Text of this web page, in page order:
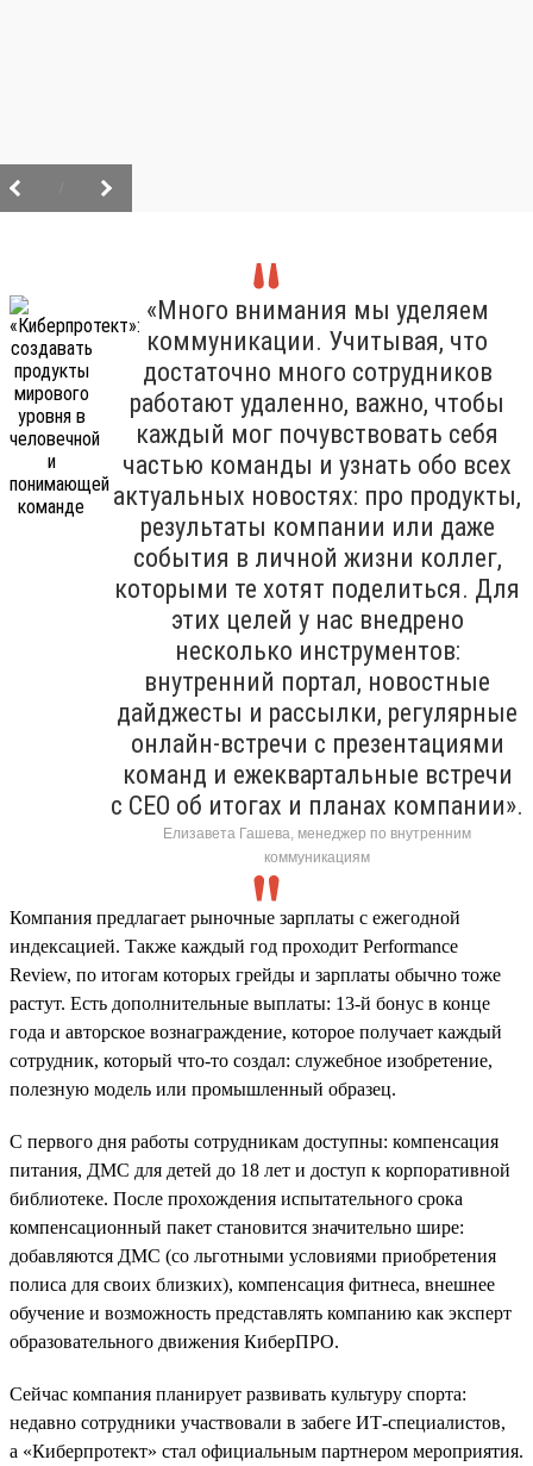
«Много внимания мы уделяем
коммуникации. Учитывая, что
достаточно много сотрудников
работают удаленно, важно, чтобы
каждый мог почувствовать себя
частью команды и узнать обо всех
актуальных новостях: про продукты,
результаты компании или даже
события в личной жизни коллег,
которыми те хотят поделиться. Для
этих целей у нас внедрено
несколько инструментов:
внутренний портал, новостные
дайджесты и рассылки, регулярные
онлайн-встречи с презентациями
команд и ежеквартальные встречи
с CEO об итогах и планах компании».
Елизавета Гашева, менеджер по внутренним
коммуникациям
Компания предлагает рыночные зарплаты с ежегодной
индексацией. Также каждый год проходит Performance
Review, по итогам которых грейды и зарплаты обычно тоже
растут. Есть дополнительные выплаты: 13-й бонус в конце
года и авторское вознаграждение, которое получает каждый
сотрудник, который что-то создал: служебное изобретение,
полезную модель или промышленный образец.
С первого дня работы сотрудникам доступны: компенсация
питания, ДМС для детей до 18 лет и доступ к корпоративной
библиотеке. После прохождения испытательного срока
компенсационный пакет становится значительно шире:
добавляются ДМС (со льготными условиями приобретения
полиса для своих близких), компенсация фитнеса, внешнее
обучение и возможность представлять компанию как эксперт
образовательного движения КиберПРО.
Сейчас компания планирует развивать культуру спорта:
недавно сотрудники участвовали в забеге ИТ-специалистов,
а «Киберпротект» стал официальным партнером мероприятия.